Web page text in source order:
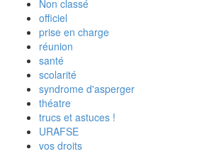
Non classé
officiel
prise en charge
réunion
santé
scolarité
syndrome d'asperger
théatre
trucs et astuces !
URAFSE
vos droits